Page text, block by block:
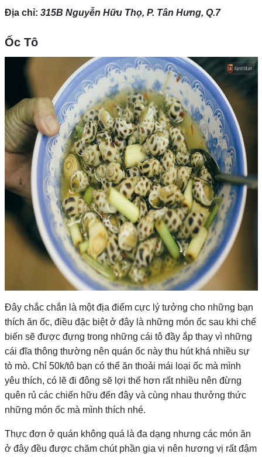
Địa chỉ: 315B Nguyễn Hữu Thọ, P. Tân Hưng, Q.7
Ốc Tô
Đây chắc chắn là một địa điểm cực lý tưởng cho những bạn
thích ăn ốc, điều đặc biệt ở đây là những món ốc sau khi chế
biến sẽ được đựng trong những cái tô đầy ắp thay vì những
cái đĩa thông thường nên quán ốc này thu hút khá nhiều sự
tò mò. Chỉ 50k/tô bạn có thể ăn thoải mái loại ốc mà mình
yêu thích, có lẽ đi đông sẽ lợi thế hơn rất nhiều nên đừng
quên rủ các chiến hữu đến đây và cùng nhau thưởng thức
những món ốc mà mình thích nhé.
Thực đơn ở quán không quá là đa dạng nhưng các món ăn
ở đây đều được chăm chút phần gia vị nên hương vị rất đậm